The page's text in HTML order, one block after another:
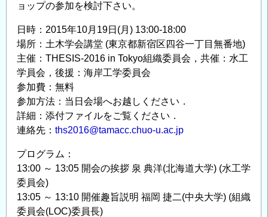
ョップの参加を検討下さい。
日時：2015年10月19日(月) 13:00-18:00
場所：土木学会講堂 (東京都新宿区四谷一丁目無番地)
主催：THESIS-2016 in Tokyo組織委員会，共催：水工
学員会，後援：海岸工学委員会
参加費：無料
参加方法：当日会場へお越しください．
詳細：添付ファイルをご覧ください．
連絡先： ths2016@tamacc.chuo-u.ac.jp
プログラム：
13:00 ～ 13:05 開会の挨拶 泉 典洋(北海道大学) (水工学
委員会)
13:05 ～ 13:10 開催趣旨説明 福岡 捷二(中央大学) (組織
委員会(LOC)委員長)